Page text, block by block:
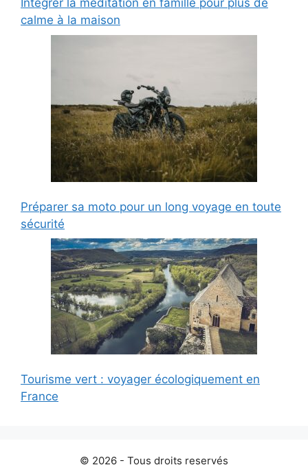
Intégrer la méditation en famille pour plus de
calme à la maison
Préparer sa moto pour un long voyage en toute
sécurité
Tourisme vert : voyager écologiquement en
France
© 2026 - Tous droits reservés